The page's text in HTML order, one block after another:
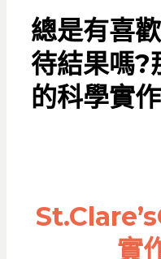
總是有喜
待結果嗎?
的科學實
實